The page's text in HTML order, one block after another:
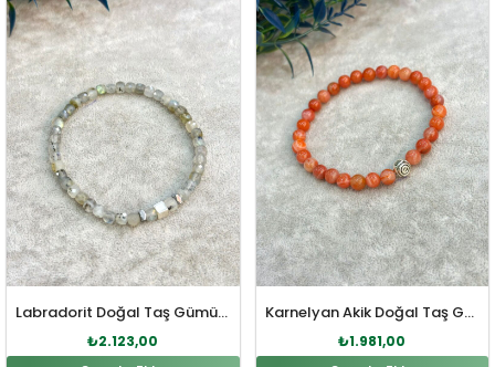
Labradorit Doğal Taş Gümüş Bileklik
₺2.123,00
Karnelyan Akik Doğal Taş Gümüş Bileklik
₺1.981,00